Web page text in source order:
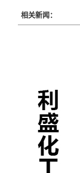
相关新闻：